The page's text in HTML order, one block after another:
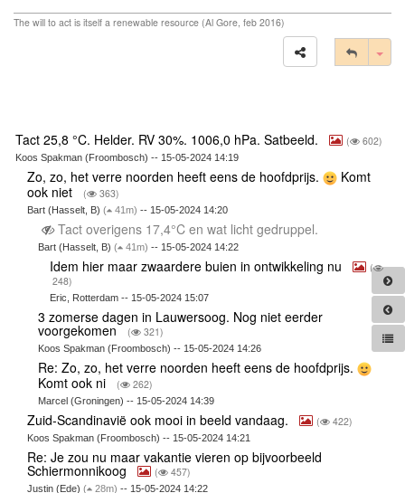
The will to act is itself a renewable resource (Al Gore, feb 2016)
Tact 25,8 °C. Helder. RV 30%. 1006,0 hPa. Satbeeld. ( 602)
Koos Spakman (Froombosch) -- 15-05-2024 14:19
Zo, zo, het verre noorden heeft eens de hoofdprijs.
Komt
ook niet
( 363)
Bart (Hasselt, B) ( 41m) -- 15-05-2024 14:20
Tact overigens 17,4°C en wat licht gedruppel.
Bart (Hasselt, B)( 41m) -- 15-05-2024 14:22
Idem hier maar zwaardere buien in ontwikkeling nu
(
248)
Eric, Rotterdam -- 15-05-2024 15:07
3 zomerse dagen in Lauwersoog. Nog niet eerder
voorgekomen ( 321)
Koos Spakman (Froombosch) -- 15-05-2024 14:26
Re: Zo, zo, het verre noorden heeft eens de hoofdprijs.
Komt ook ni
( 262)
Marcel (Groningen) -- 15-05-2024 14:39
Zuid-Scandinavië ook mooi in beeld vandaag. ( 422)
Koos Spakman (Froombosch) -- 15-05-2024 14:21
Re: Je zou nu maar vakantie vieren op bijvoorbeeld
Schiermonnikoog ( 457)
Justin (Ede) ( 28m) -- 15-05-2024 14:22